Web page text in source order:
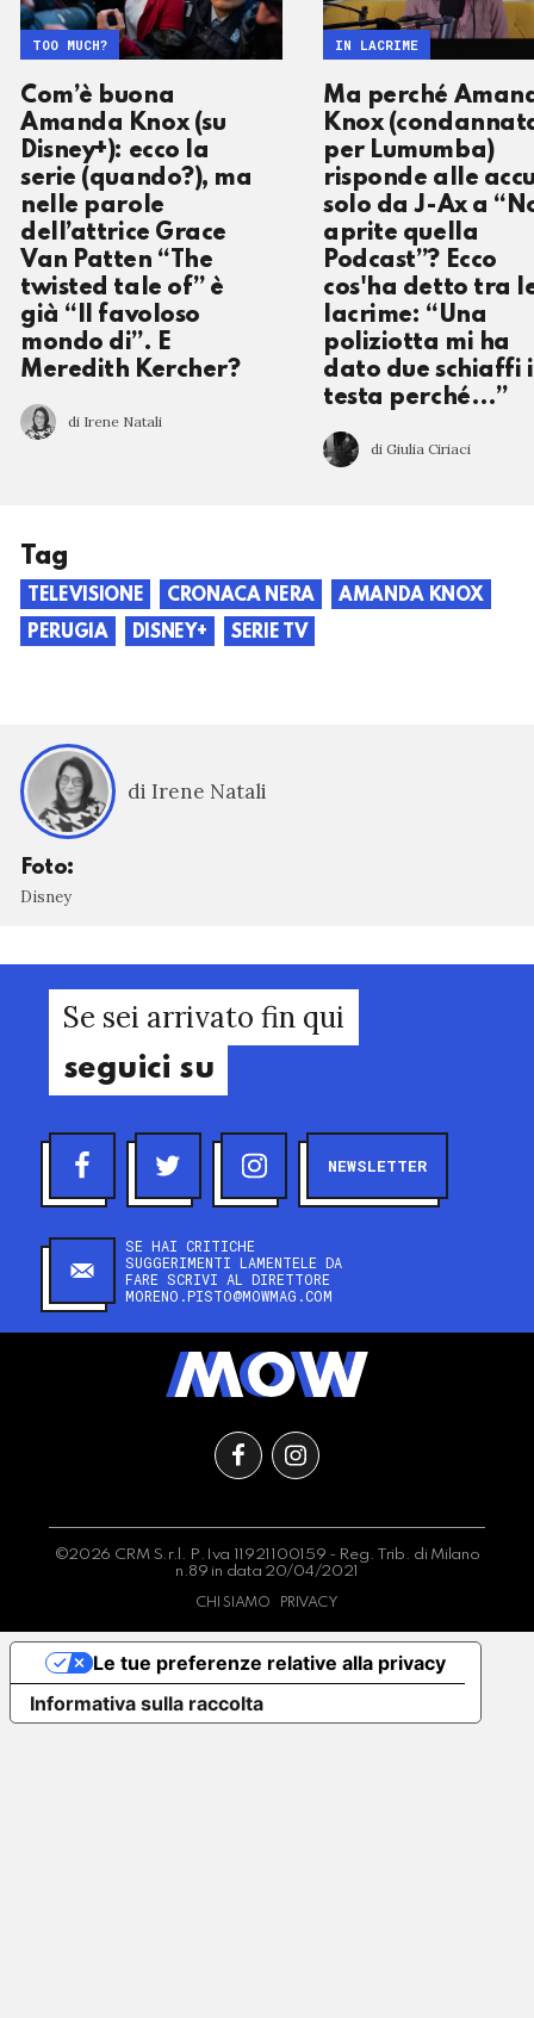
Com’è buona
Amanda Knox (su
Disney+): ecco la
serie (quando?), ma
nelle parole
dell’attrice Grace
Van Patten “The
twisted tale of” è
già “Il favoloso
mondo di”. E
Meredith Kercher?
di Irene Natali
TOO MUCH?
Ma perché
Knox
per Lumumba)
risponde alle
solo da J-Ax a
aprite quella
Podcast”? Ecco
cos'ha detto tra
lacrime: “Una
poliziotta mi ha
dato due schiaffi
testa perché…”
di Giulia Ciriaci
IN LACRIME
Tag
TELEVISIONE CRONACA NERA
AMANDA KNOX
PERUGIA
DISNEY+ SERIE TV
di Irene Natali
Foto:
Disney
Se sei arrivato fin qui
seguici su
NEWSLETTER
SE HAI CRITICHE
SUGGERIMENTI LAMENTELE DA
FARE SCRIVI AL DIRETTORE
MORENO.PISTO@MOWMAG.COM
©2026 CRM S.r.l. P.Iva 11921100159 - Reg. Trib. di Milano
n.89 in data 20/04/2021
CHI SIAMO PRIVACY
Informativa sulla raccolta
Le tue preferenze relative alla privacy